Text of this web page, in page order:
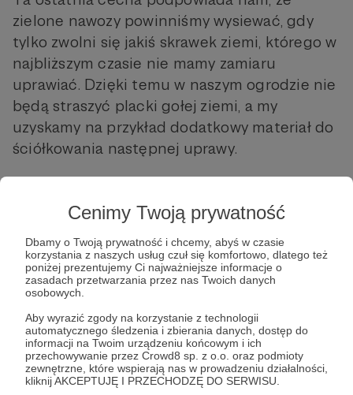
Cenimy Twoją prywatność
Dbamy o Twoją prywatność i chcemy, abyś w czasie
korzystania z naszych usług czuł się komfortowo, dlatego też
poniżej prezentujemy Ci najważniejsze informacje o
zasadach przetwarzania przez nas Twoich danych
osobowych.
Aby wyrazić zgody na korzystanie z technologii
automatycznego śledzenia i zbierania danych, dostęp do
informacji na Twoim urządzeniu końcowym i ich
przechowywanie przez Crowd8 sp. z o.o. oraz podmioty
zewnętrzne, które wspierają nas w prowadzeniu działalności,
kliknij AKCEPTUJĘ I PRZECHODZĘ DO SERWISU.
zielone nawozy powinniśmy wysiewać, gdy
tylko zwolni się jakiś skrawek ziemi, którego w
najbliższym czasie nie mamy zamiaru
uprawiać. Dzięki temu w naszym ogrodzie nie
będą straszyć placki gołej ziemi, a my
uzyskamy na przykład dodatkowy materiał do
ściółkowania następnej uprawy.
Najczęściej stosowanym sposobem jest siew
roślin na zielony nawóz w formie poplonu, po
zakończeniu sezonu ogrodniczego. Zwykle
ma to miejsce późnym latem lub jesienią, a
zasiane rośliny pozostają na grządkach do
wiosny. Jak już pisałem, stała obecność w
glebie żywych korzeni, nawet zimą pod
śniegiem, jest nie do przecenienia. Kluczem
do sukcesu jest, aby posiane rośliny zdążyły
się do mrozów rozwinąć na tyle, aby móc